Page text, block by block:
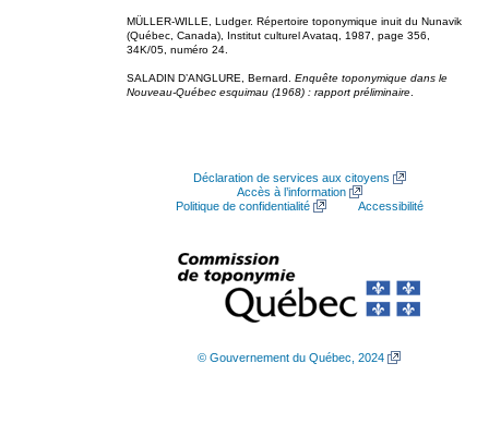
MÜLLER-WILLE, Ludger. Répertoire toponymique inuit du Nunavik
(Québec, Canada), Institut culturel Avataq, 1987, page 356,
34K/05, numéro 24.
SALADIN D’ANGLURE, Bernard. Enquête toponymique dans le
Nouveau-Québec esquimau (1968) : rapport préliminaire
Déclaration de services aux citoyens
Accès à l’information
Politique de confidentialité
Accessibilité
© Gouvernement du Québec, 2024